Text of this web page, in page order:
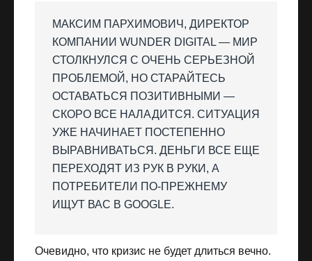
МАКСИМ ПАРХИМОВИЧ, ДИРЕКТОР
КОМПАНИИ WUNDER DIGITAL — МИР
СТОЛКНУЛСЯ С ОЧЕНЬ СЕРЬЕЗНОЙ
ПРОБЛЕМОЙ, НО СТАРАЙТЕСЬ
ОСТАВАТЬСЯ ПОЗИТИВНЫМИ —
СКОРО ВСЕ НАЛАДИТСЯ. СИТУАЦИЯ
УЖЕ НАЧИНАЕТ ПОСТЕПЕННО
ВЫРАВНИВАТЬСЯ. ДЕНЬГИ ВСЕ ЕЩЕ
ПЕРЕХОДЯТ ИЗ РУК В РУКИ, А
ПОТРЕБИТЕЛИ ПО-ПРЕЖНЕМУ
ИЩУТ ВАС В GOOGLE.
Очевидно, что кризис не будет длиться вечно.